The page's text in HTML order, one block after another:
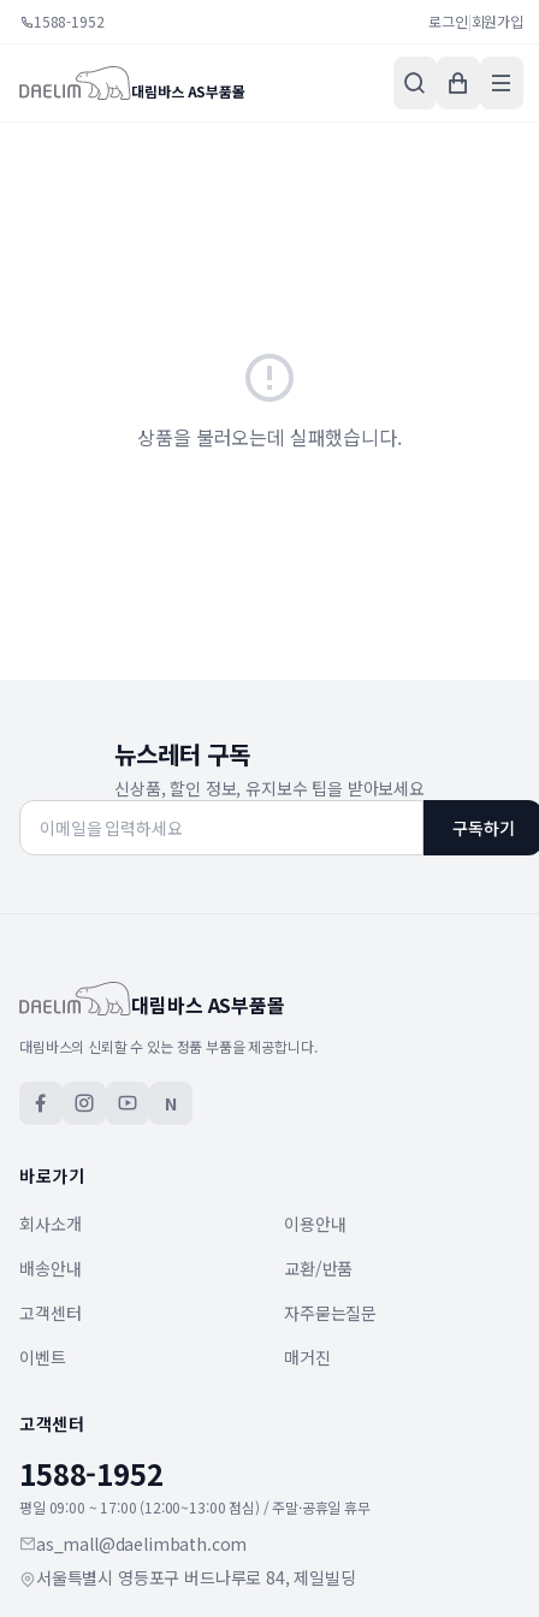
1588-1952 로그인|회원가입
대림바스 AS부품몰
상품을 불러오는데 실패했습니다.
뉴스레터 구독
신상품, 할인 정보, 유지보수 팁을 받아보세요
구독하기
대림바스 AS부품몰
대림바스의 신뢰할 수 있는 정품 부품을 제공합니다.
N
바로가기
회사소개
이용안내
배송안내
교환/반품
고객센터
자주묻는질문
이벤트
매거진
고객센터
1588-1952
평일 09:00 ~ 17:00 (12:00~13:00 점심) / 주말·공휴일 휴무
as_mall@daelimbath.com
서울특별시 영등포구 버드나루로 84, 제일빌딩